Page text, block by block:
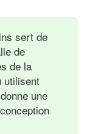
sert de
de
de la
utilisent
une